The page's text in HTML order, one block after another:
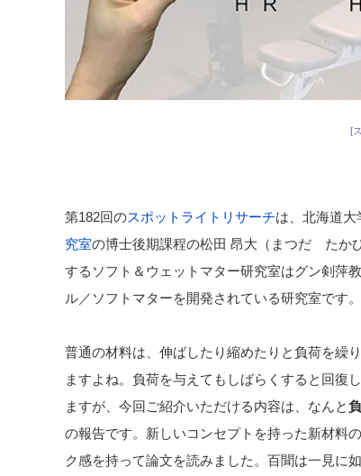
[
第182回のスポットライトリサーチは、北海道
究室の博士後期課程の松田 昂大（まつだ たか
するソフト＆ウェットマター研究室はグン剣萍
ル／ソフトマターを開発されている研究室です。
普通の材料は、伸ばしたり縮めたりと負荷を繰
ますよね。負荷を与えてもしばらくすると回復
ますが、今回ご紹介いただける内容は、なんと
の報告です。新しいコンセプトを持った新材料
ク感を持って論文を読みました。百聞は一見に